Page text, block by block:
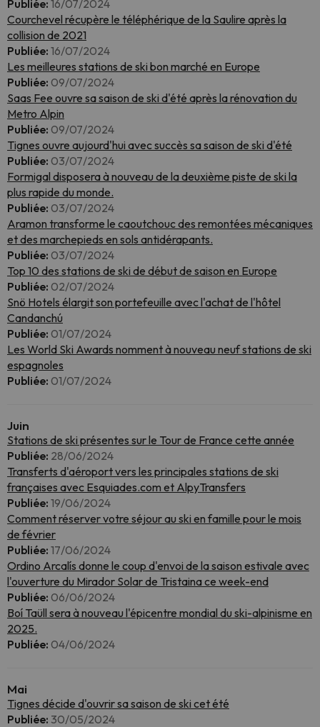
Publiée: 16/07/2024
Courchevel récupère le téléphérique de la Saulire après la
collision de 2021
Publiée: 16/07/2024
Les meilleures stations de ski bon marché en Europe
Publiée: 09/07/2024
Saas Fee ouvre sa saison de ski d'été après la rénovation du
Metro Alpin
Publiée: 09/07/2024
Tignes ouvre aujourd'hui avec succès sa saison de ski d'été
Publiée: 03/07/2024
Formigal disposera à nouveau de la deuxième piste de ski la
plus rapide du monde.
Publiée: 03/07/2024
Aramon transforme le caoutchouc des remontées mécaniques
et des marchepieds en sols antidérapants.
Publiée: 03/07/2024
Top 10 des stations de ski de début de saison en Europe
Publiée: 02/07/2024
Snö Hotels élargit son portefeuille avec l'achat de l'hôtel
Candanchú
Publiée: 01/07/2024
Les World Ski Awards nomment à nouveau neuf stations de ski
espagnoles
Publiée: 01/07/2024
Juin
Stations de ski présentes sur le Tour de France cette année
Publiée: 28/06/2024
Transferts d'aéroport vers les principales stations de ski
françaises avec Esquiades.com et AlpyTransfers
Publiée: 19/06/2024
Comment réserver votre séjour au ski en famille pour le mois
de février
Publiée: 17/06/2024
Ordino Arcalís donne le coup d'envoi de la saison estivale avec
l'ouverture du Mirador Solar de Tristaina ce week-end
Publiée: 06/06/2024
Boí Taüll sera à nouveau l'épicentre mondial du ski-alpinisme en
2025.
Publiée: 04/06/2024
Mai
Tignes décide d'ouvrir sa saison de ski cet été
Publiée: 30/05/2024